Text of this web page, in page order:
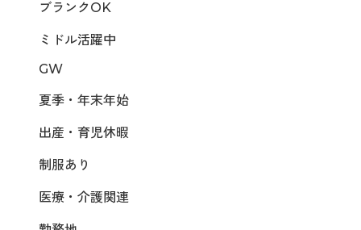
ブランクOK
ミドル活躍中
GW
夏季・年末年始
出産・育児休暇
制服あり
医療・介護関連